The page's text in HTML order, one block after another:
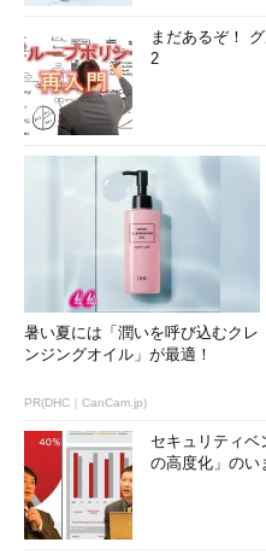
まだあるぞ！
2
暑い夏には「潤いを呼び込むクレ
ンジングオイル」が最適！
PR(DHC｜CanCam.jp)
セキュリティベ
の高度化」のい